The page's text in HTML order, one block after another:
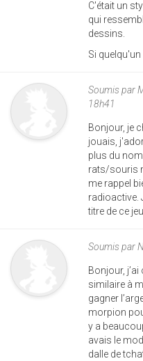
C'était un
qui
dessins.
Si
Soumis par
18h41
Bonjour, je
jouais,
plus du
rats/souris
me rappel
radioactive.
titre de ce
Soumis par
Bonjour,
similaire à
gagner
morpion
y a
avais le
dalle de